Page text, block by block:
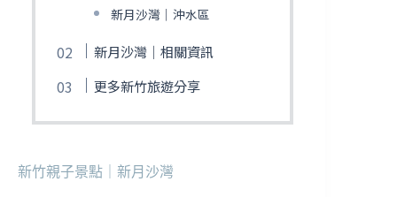
新月沙灣｜沖水區
新月沙灣｜相關資訊
更多新竹旅遊分享
新竹親子景點｜新月沙灣